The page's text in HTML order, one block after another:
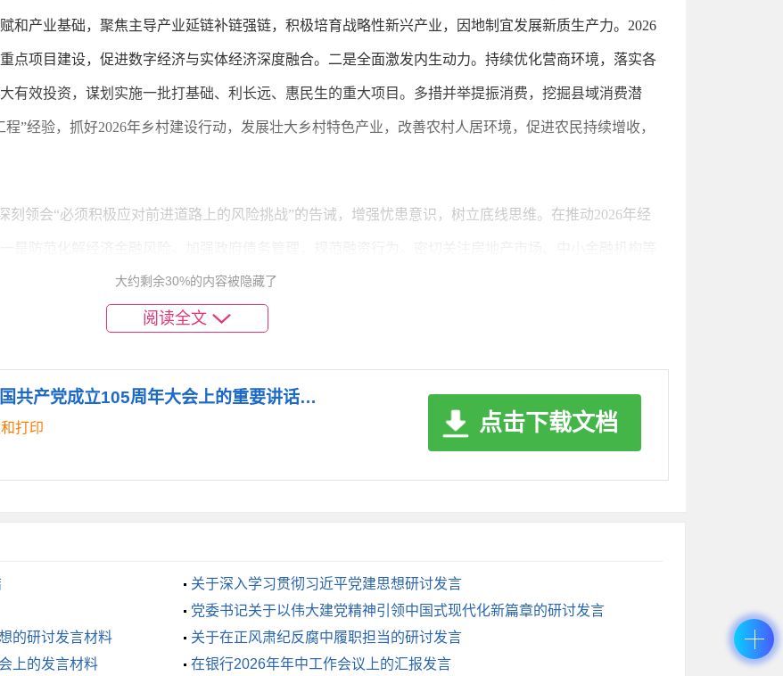
和产业基础，聚焦主导产业延链补链强链，积极培育战略性新兴产业，因地制宜发展新质生产力。2026
点项目建设，促进数字经济与实体经济深度融合。二是全面激发内生动力。持续优化营商环境，落实各
有效投资，谋划实施一批打基础、利长远、惠民生的重大项目。多措并举提振消费，挖掘县域消费潜
”经验，抓好2026年乡村建设行动，发展壮大乡村特色产业，改善农村人居环境，促进农民持续增收，
刻领会“必须积极应对前进道路上的风险挑战”的告诫，增强忧患意识，树立底线思维。在推动2026年经
全生产责任制，深入开展重点行业领域隐患排查整治，坚决遏制重特大事故发生。三是维护社会和谐稳
群众诉求表达、利益协调、权益保障通道，有效化解社会矛盾。扎实做好防汛抗旱、防灾减灾等工作。
持“以人民为中心”的发展思想，将更多财力、物力投向民生领域。2026年要着力办好一批民生实事：持
，提升服务质量和可及性。扎实做好就业促进工作，重点抓好高校毕业生、农民工、退役军人等群体就
线。加强生态文明建设，打好污染防治攻坚战，让天更蓝、山更绿、水更清，不断提升人民群众的获得
平同志强调，必须持之以恒推进全面从严治党。学习贯彻讲话精神，根本在于加强自身建设，以过硬作
摆在首位，严守党的政治纪律和政治规矩，自觉在思想上政治上行动上同党中央保持高度一致。在分管
大约剩余30%的内容被隐藏了
阅读全文
《学习习近平同志在庆祝中国共产党成立105周年大会上的重要讲话精神研讨发言.doc》
打印 点击下载文档
关于深入学习贯彻习近平党建思想研讨发言
党委书记关于以伟大建党精神引领中国式现代化新篇章的研讨发言
的研讨发言材料
关于在正风肃纪反腐中履职担当的研讨发言
上的发言材料
在银行2026年年中工作会议上的汇报发言